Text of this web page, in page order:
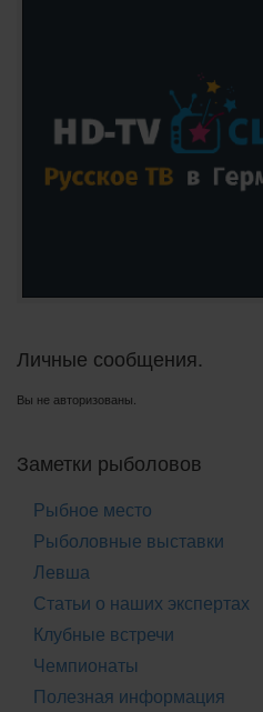
Личные сообщения.
Вы не авторизованы.
Заметки рыболовов
Рыбное место
Рыболовные выставки
Левша
Статьи о наших экспертах
Клубные встречи
Чемпионаты
Полезная информация